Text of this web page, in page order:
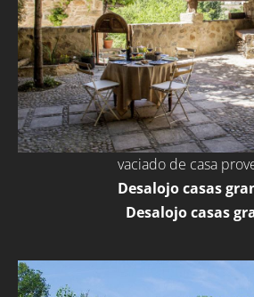
vaciado de casa
Desalojo casas
Desalojo casas